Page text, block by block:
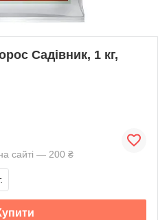
Садівник, 1 кг,
сайті — 200 ₴